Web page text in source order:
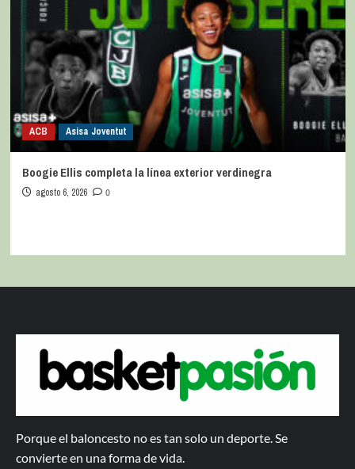
ACB Asisa Joventut
Boogie Ellis completa la línea exterior verdinegra
agosto 6, 2026 0
Porque el baloncesto no es tan solo un deporte. Se
convierte en una forma de vida.